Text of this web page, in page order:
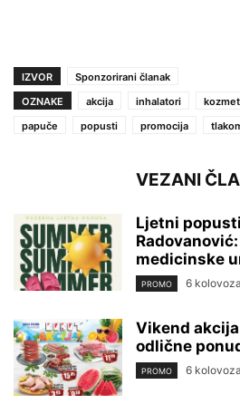
IZVOR
Sponzorirani članak
OZNAKE
akcija inhalatori
papuče
popusti promocija
VEZANI
Ljetni
medicinske
PROMO 6
Vikend
odlične
PROMO 6